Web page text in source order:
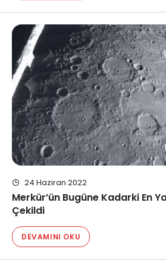
24 Haziran 2022
Merkür’ün Bugüne Kadarki En
Çekildi
DEVAMINI OKU